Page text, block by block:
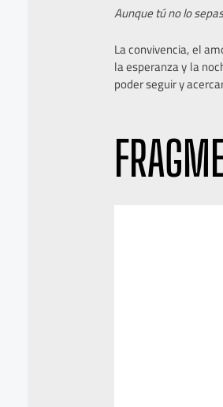
Aunque tú no lo
La convivencia, el
la esperanza y la
poder seguir y